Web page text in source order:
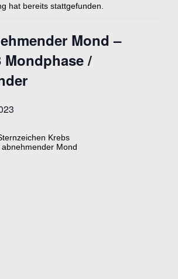
hat bereits stattgefunden.
Mond –
Mondphase /